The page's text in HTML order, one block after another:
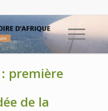
première
de la